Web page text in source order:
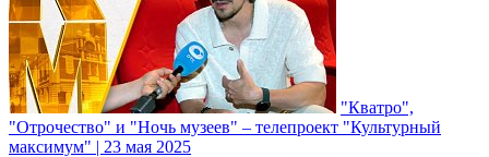
"Кватро",
"Отрочество" и "Ночь музеев" – телепроект "Культурный
максимум" | 23 мая 2025